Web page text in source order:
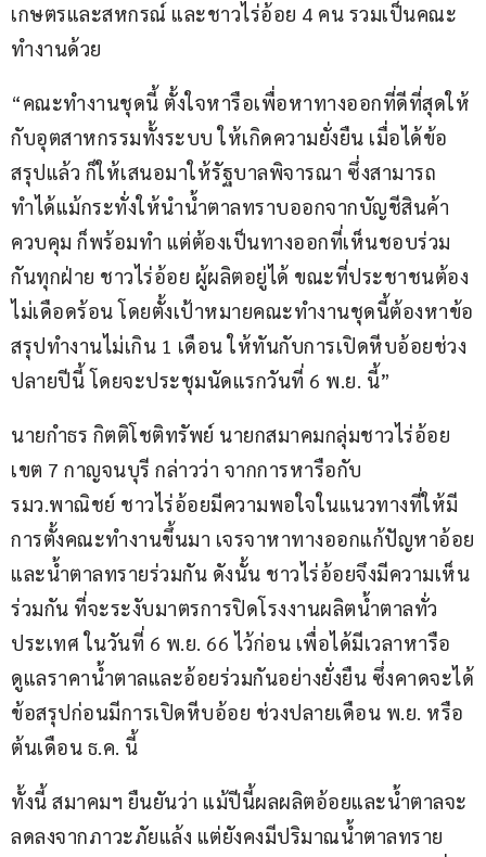
เกษตรและสหกรณ์ และชาวไร่อ้อย 4 คน รวมเป็นคณะ
ทำงานด้วย
“คณะทำงานชุดนี้ ตั้งใจหารือเพื่อหาทางออกที่ดีที่สุดให้
กับอุตสาหกรรมทั้งระบบ ให้เกิดความยั่งยืน เมื่อได้ข้อ
สรุปแล้ว ก็ให้เสนอมาให้รัฐบาลพิจารณา ซึ่งสามารถ
ทำได้แม้กระทั่งให้นำน้ำตาลทราบออกจากบัญชีสินค้า
ควบคุม ก็พร้อมทำ แต่ต้องเป็นทางออกที่เห็นชอบร่วม
กันทุกฝ่าย ชาวไร่อ้อย ผู้ผลิตอยู่ได้ ขณะที่ประชาชนต้อง
ไม่เดือดร้อน โดยตั้งเป้าหมายคณะทำงานชุดนี้ต้องหาข้อ
สรุปทำงานไม่เกิน 1 เดือน ให้ทันกับการเปิดหีบอ้อยช่วง
ปลายปีนี้ โดยจะประชุมนัดแรกวันที่ 6 พ.ย. นี้”
นายกำธร กิตติโชติทรัพย์ นายกสมาคมกลุ่มชาวไร่อ้อย
เขต 7 กาญจนบุรี กล่าวว่า จากการหารือกับ
รมว.พาณิชย์ ชาวไร่อ้อยมีความพอใจในแนวทางที่ให้มี
การตั้งคณะทำงานขึ้นมา เจรจาหาทางออกแก้ปัญหาอ้อย
และน้ำตาลทรายร่วมกัน ดังนั้น ชาวไร่อ้อยจึงมีความเห็น
ร่วมกัน ที่จะระงับมาตรการปิดโรงงานผลิตน้ำตาลทั่ว
ประเทศ ในวันที่ 6 พ.ย. 66 ไว้ก่อน เพื่อได้มีเวลาหารือ
ดูแลราคาน้ำตาลและอ้อยร่วมกันอย่างยั่งยืน ซึ่งคาดจะได้
ข้อสรุปก่อนมีการเปิดหีบอ้อย ช่วงปลายเดือน พ.ย. หรือ
ต้นเดือน ธ.ค. นี้
ทั้งนี้ สมาคมฯ ยืนยันว่า แม้ปีนี้ผลผลิตอ้อยและน้ำตาลจะ
ลดลงจากภาวะภัยแล้ง แต่ยังคงมีปริมาณน้ำตาลทราย